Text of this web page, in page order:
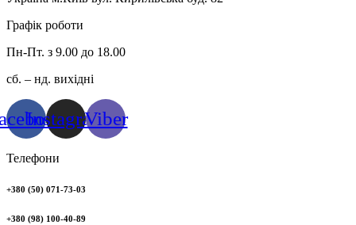
Графік роботи
Пн-Пт. з 9.00 до 18.00
сб. – нд. вихідні
InstagramViber
Телефони
+380 (50) 071-73-03
+380 (98) 100-40-89